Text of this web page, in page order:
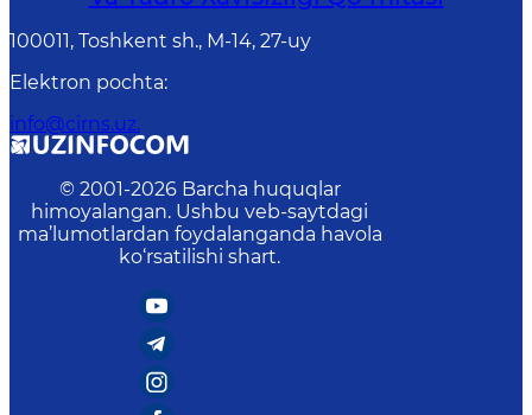
100011, Toshkent sh., М-14, 27-uy
Elektron pochta:
info@cirns.uz.
© 2001-2026 Barcha huquqlar
himoyalangan. Ushbu veb-saytdagi
ma’lumotlardan foydalanganda havola
ko‘rsatilishi shart.